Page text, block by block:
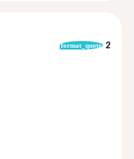
format_quote 2